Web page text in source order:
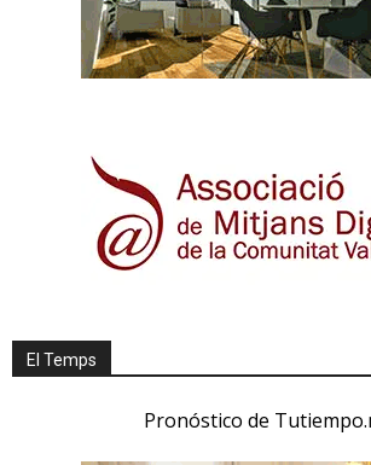
El Temps
Pronóstico de